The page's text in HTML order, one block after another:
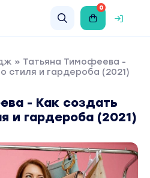
0
» Татьяна Тимoфеева -
стиля и гардероба (2021)
- Как создать
и гардероба (2021)